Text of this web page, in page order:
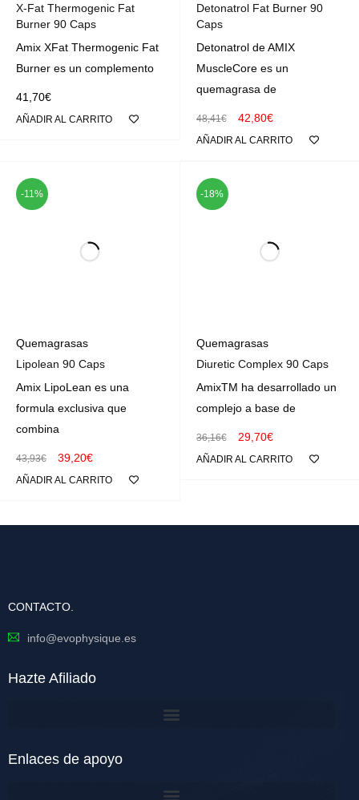
X-Fat Thermogenic Fat
Burner 90 Caps
Amix XFat Thermogenic Fat
Burner es un complemento
41,70€
AÑADIR AL CARRITO
Detonatrol Fat Burner 90
Caps
Detonatrol de AMIX
MuscleCore es un
quemagrasa de
48,41€ 42,80€
AÑADIR AL CARRITO
-11%
Quemagrasas
Lipolean 90 Caps
Amix LipoLean es una
formula exclusiva que
combina
43,93€ 39,20€
AÑADIR AL CARRITO
-18%
Quemagrasas
Diuretic Complex 90 Caps
AmixTM ha desarrollado un
complejo a base de
36,16€ 29,70€
AÑADIR AL CARRITO
CONTACTO.
info@evophysique.es
Hazte Afiliado
Enlaces de apoyo